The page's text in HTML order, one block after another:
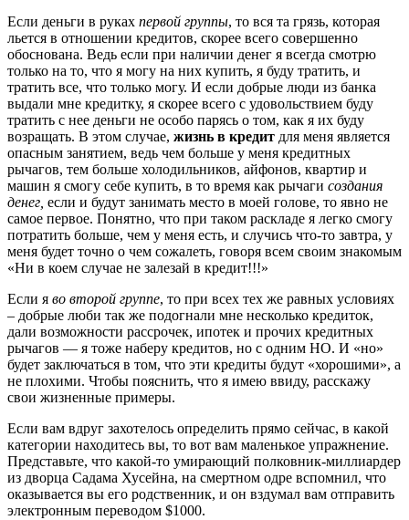
Если деньги в руках первой группы, то вся та грязь, которая
льется в отношении кредитов, скорее всего совершенно
обоснована. Ведь если при наличии денег я всегда смотрю
только на то, что я могу на них купить, я буду тратить, и
тратить все, что только могу. И если добрые люди из банка
выдали мне кредитку, я скорее всего с удовольствием буду
тратить с нее деньги не особо парясь о том, как я их буду
возращать. В этом случае, жизнь в кредит для меня является
опасным занятием, ведь чем больше у меня кредитных
рычагов, тем больше холодильников, айфонов, квартир и
машин я смогу себе купить, в то время как рычаги создания
денег, если и будут занимать место в моей голове, то явно не
самое первое. Понятно, что при таком раскладе я легко смогу
потратить больше, чем у меня есть, и случись что-то завтра, у
меня будет точно о чем сожалеть, говоря всем своим знакомым
«Ни в коем случае не залезай в кредит!!!»
Если я во второй группе, то при всех тех же равных условиях
– добрые люби так же подогнали мне несколько кредиток,
дали возможности рассрочек, ипотек и прочих кредитных
рычагов — я тоже наберу кредитов, но с одним НО. И «но»
будет заключаться в том, что эти кредиты будут «хорошими», а
не плохими. Чтобы пояснить, что я имею ввиду, расскажу
свои жизненные примеры.
Если вам вдруг захотелось определить прямо сейчас, в какой
категории находитесь вы, то вот вам маленькое упражнение.
Представьте, что какой-то умирающий полковник-миллиардер
из дворца Садама Хусейна, на смертном одре вспомнил, что
оказывается вы его родственник, и он вздумал вам отправить
электронным переводом $1000.